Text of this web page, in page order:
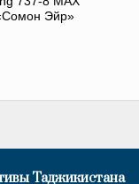
Эйр»
Таджикистана